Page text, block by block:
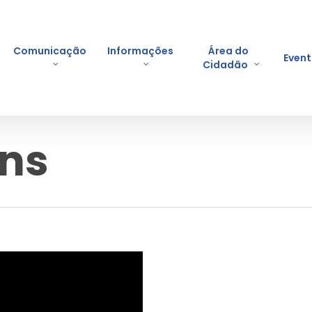
Comunicação Informações
Área do
Cidadão